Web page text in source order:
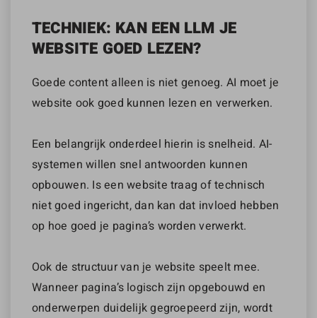
TECHNIEK: KAN EEN LLM JE
WEBSITE GOED LEZEN?
Goede content alleen is niet genoeg. AI moet je
website ook goed kunnen lezen en verwerken.
Een belangrijk onderdeel hierin is snelheid. AI-
systemen willen snel antwoorden kunnen
opbouwen. Is een website traag of technisch
niet goed ingericht, dan kan dat invloed hebben
op hoe goed je pagina’s worden verwerkt.
Ook de structuur van je website speelt mee.
Wanneer pagina’s logisch zijn opgebouwd en
onderwerpen duidelijk gegroepeerd zijn, wordt